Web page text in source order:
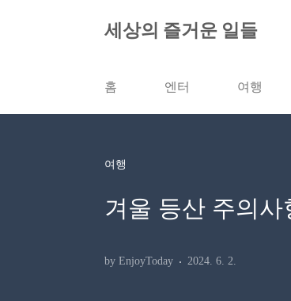
세상의 즐거운 일들
홈 엔터 여행
여행
겨울 등산 주의
by EnjoyToday 2024. 6. 2.